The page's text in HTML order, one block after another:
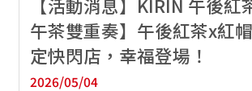
【活動消息】KIRIN 午後紅
午茶雙重奏】午後紅茶x紅
定快閃店，幸福登場！
2026/05/04